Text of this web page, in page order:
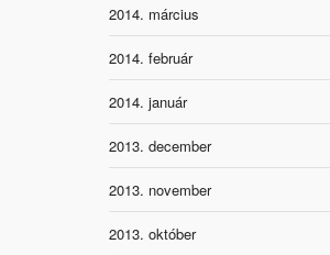
2014. március
2014. február
2014. január
2013. december
2013. november
2013. október